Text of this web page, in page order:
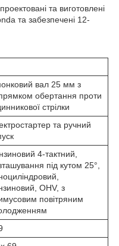
та виготовлені
та забезпечені 12-
вал 25 мм з
обертання проти
стрілки
та ручний
4-тактний,
під кутом 25°,
OHV, з
повітряним